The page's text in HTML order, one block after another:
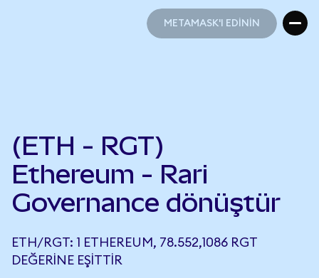
METAMASK'I EDİNİN
(ETH - RGT)
Ethereum - Rari
Governance dönüştür
ETH/RGT: 1 ETHEREUM, 78.552,1086 RGT
DEĞERINE EŞITTIR